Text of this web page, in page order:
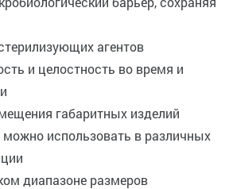
агентов
и целостность во время и
габаритных изделий
можно использовать в различных
диапазоне размеров